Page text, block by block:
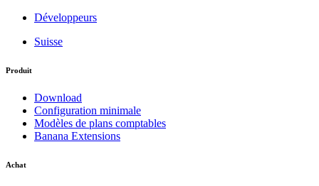
Développeurs
Suisse
Produit
Download
Configuration minimale
Modèles de plans comptables
Banana Extensions
Achat